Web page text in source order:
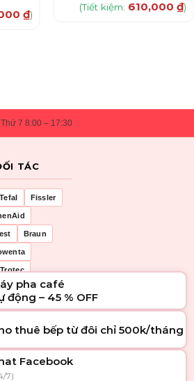
₫)
(Tiết kiệm: 610,000 ₫)
7 8:00 – 17:30
TÁC
Tefal Fissler
Braun
Trotec
pha café
động – 45 % OFF
thuê bếp từ đôi chỉ 500k/tháng
Facebook
7)